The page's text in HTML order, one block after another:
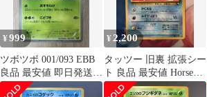
¥999
ツボツボ 001/093 EBB
良品 最安値 即日発送
ポケモンカード
¥2,200
タッツー 旧裏 拡張シー
ト 良品 最安値 Horsea
ポケモンカード